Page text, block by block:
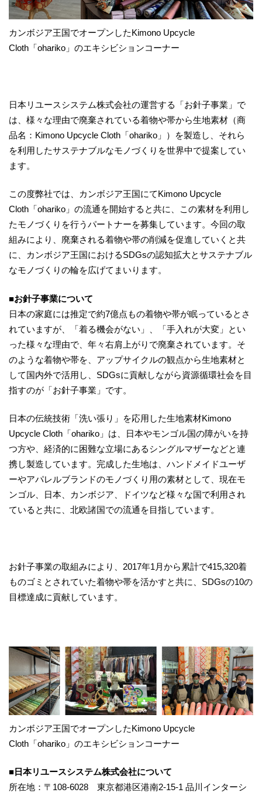
カンボジア王国でオープンしたKimono Upcycle
Cloth「ohariko」のエキシビションコーナー
日本リユースシステム株式会社の運営する「お針子事業」で
は、様々な理由で廃棄されている着物や帯から生地素材（商
品名：Kimono Upcycle Cloth「ohariko」）を製造し、それら
を利用したサステナブルなモノづくりを世界中で提案してい
ます。
この度弊社では、カンボジア王国にてKimono Upcycle
Cloth「ohariko」の流通を開始すると共に、この素材を利用し
たモノづくりを行うパートナーを募集しています。今回の取
組みにより、廃棄される着物や帯の削減を促進していくと共
に、カンボジア王国におけるSDGsの認知拡大とサステナブル
なモノづくりの輪を広げてまいります。
■お針子事業について
日本の家庭には推定で約7億点もの着物や帯が眠っているとさ
れていますが、「着る機会がない」、「手入れが大変」とい
った様々な理由で、年々右肩上がりで廃棄されています。そ
のような着物や帯を、アップサイクルの観点から生地素材と
して国内外で活用し、SDGsに貢献しながら資源循環社会を目
指すのが「お針子事業」です。
日本の伝統技術「洗い張り」を応用した生地素材Kimono
Upcycle Cloth「ohariko」は、日本やモンゴル国の障がいを持
つ方や、経済的に困難な立場にあるシングルマザーなどと連
携し製造しています。完成した生地は、ハンドメイドユーザ
ーやアパレルブランドのモノづくり用の素材として、現在モ
ンゴル、日本、カンボジア、ドイツなど様々な国で利用され
ていると共に、北欧諸国での流通を目指しています。
お針子事業の取組みにより、2017年1⽉から累計で415,320着
ものゴミとされていた着物や帯を活かすと共に、SDGsの10の
目標達成に貢献しています。
カンボジア王国でオープンしたKimono Upcycle
Cloth「ohariko」のエキシビションコーナー
■日本リユースシステム株式会社について
所在地：〒108-6028 東京都港区港南2-15-1 品川インターシ